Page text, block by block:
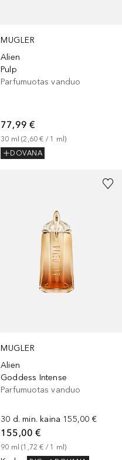
MUGLER
Alien
Pulp
Parfumuotas vanduo
77,99 €
30 ml (2,60 € / 1 ml)
DOVANA
MUGLER
Alien
Goddess Intense
Parfumuotas vanduo
30 d. min. kaina 155,00 €
155,00 €
90 ml (1,72 € / 1 ml)